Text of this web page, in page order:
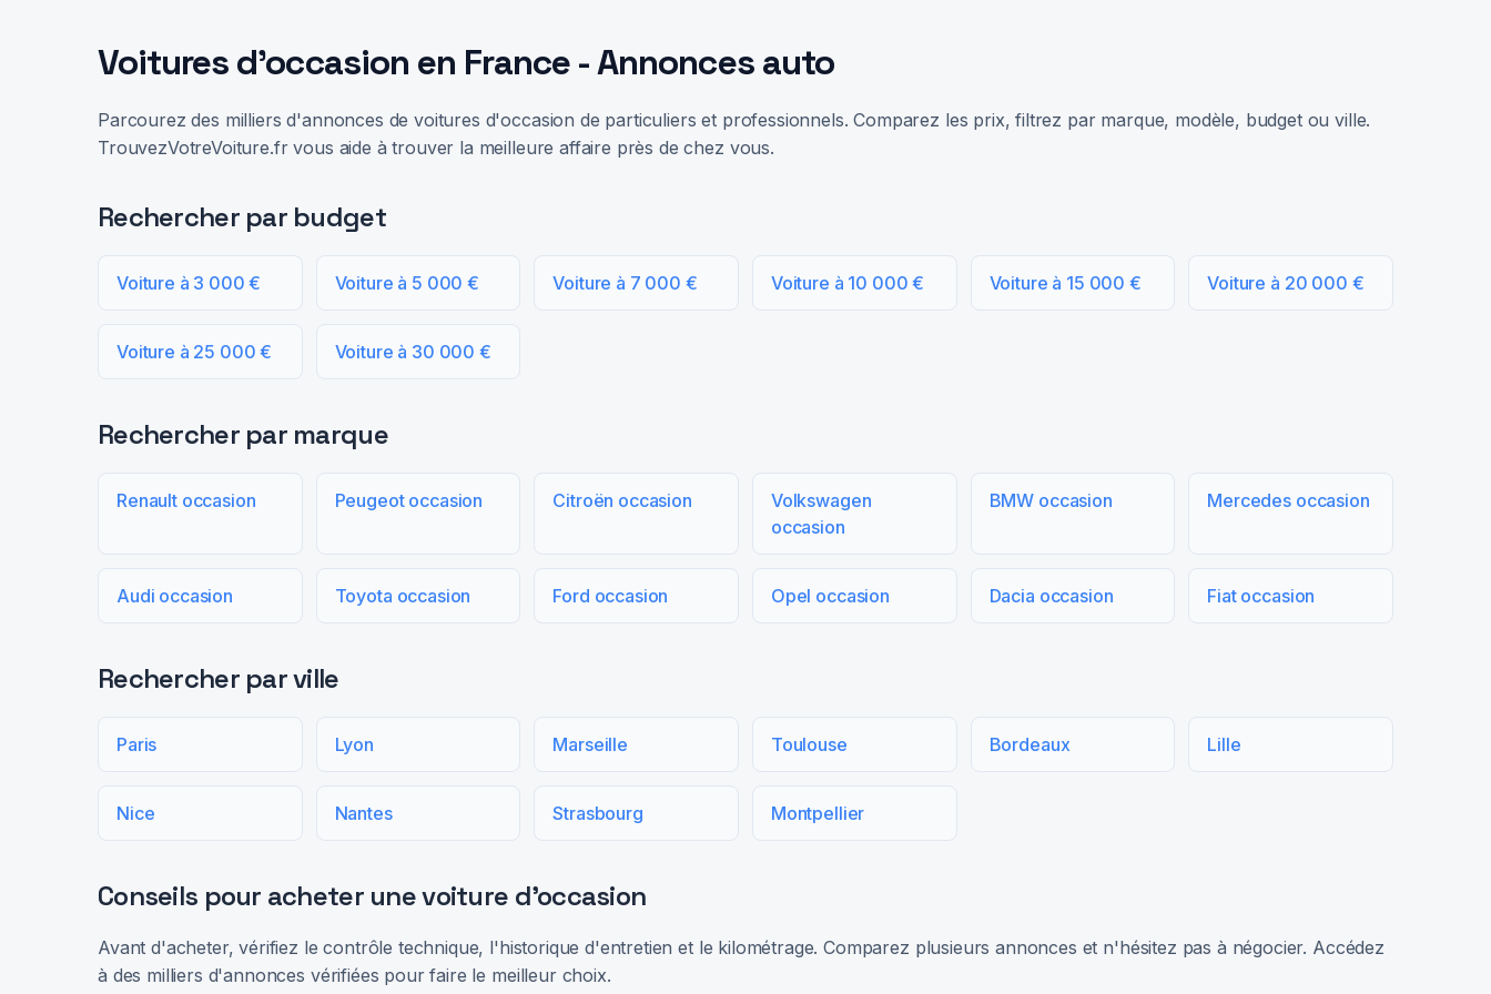
Voitures d'occasion en France - Annonces auto
Parcourez des milliers d'annonces de voitures d'occasion de particuliers et professionnels. Comparez les prix, filtrez par marque, modèle, budget ou ville.
TrouvezVotreVoiture.fr vous aide à trouver la meilleure affaire près de chez vous.
Rechercher par budget
Voiture à 3 000 € Voiture à 5 000 € Voiture à 7 000 € Voiture à 10 000 € Voiture à 15 000 € Voiture à 20 000 €
Voiture à 25 000 € Voiture à 30 000 €
Rechercher par marque
Renault occasion Peugeot occasion Citroën occasion
Volkswagen
occasion
BMW occasion Mercedes occasion
Audi occasion Toyota occasion Ford occasion Opel occasion Dacia occasion Fiat occasion
Rechercher par ville
Paris Lyon Marseille Toulouse Bordeaux Lille
Nice Nantes Strasbourg Montpellier
Conseils pour acheter une voiture d'occasion
Avant d'acheter, vérifiez le contrôle technique, l'historique d'entretien et le kilométrage. Comparez plusieurs annonces et n'hésitez pas à négocier. Accédez
à des milliers d'annonces vérifiées pour faire le meilleur choix.